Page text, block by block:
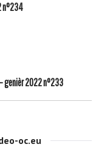
n°234
genièr 2022 n°233
oc.eu